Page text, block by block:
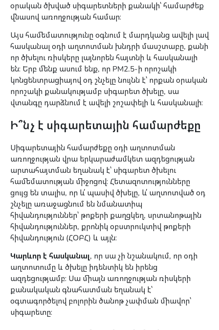
օրական ծխված սիգարետների քանակի՝ համարժեք
վնասով առողջության համար։
Այս համեմատությունը օգնում է մարդկանց ավելի լավ
հասկանալ օդի աղտոտման խնդրի մասշտաբը, քանի
որ ծխելու ռիսկերը լայնորեն հայտնի և հասկանալի
են։ Երբ մենք ասում ենք, որ PM2.5-ի որոշակի
կոնցենտրացիայով օդ շնչելը նույնն է՝ որքան օրական
որոշակի քանակությամբ սիգարետ ծխելը, սա
վտանգը դարձնում է ավելի շոշափելի և հասկանալի։
Ի՞նչ է սիգարետային համարժեքը
Սիգարետային համարժեքը օդի աղտոտման
առողջության վրա երկարաժամկետ ազդեցության
արտահայտման եղանակ է՝ սիգարետ ծխելու
համեմատության միջոցով։ Հետազոտությունները
ցույց են տալիս, որ և՛ պասիվ ծխելը, և՛ աղտոտված օդ
շնչելը առաջացնում են նմանատիպ
հիվանդություններ՝ թոքերի քաղցկեղ, սրտանոթային
հիվանդություններ, քրոնիկ օբստրուկտիվ թոքերի
հիվանդություն (ՀՕԲՀ) և այլն։
Կարևոր է հասկանալ, որ սա չի նշանակում, որ օդի
աղտոտումը և ծխելը իդենտիկ են իրենց
ազդեցությամբ։ Սա միայն առողջության ռիսկերի
քանակական գնահատման եղանակ է՝
օգտագործելով բոլորին ծանոթ չափման միավոր՝
սիգարետը։